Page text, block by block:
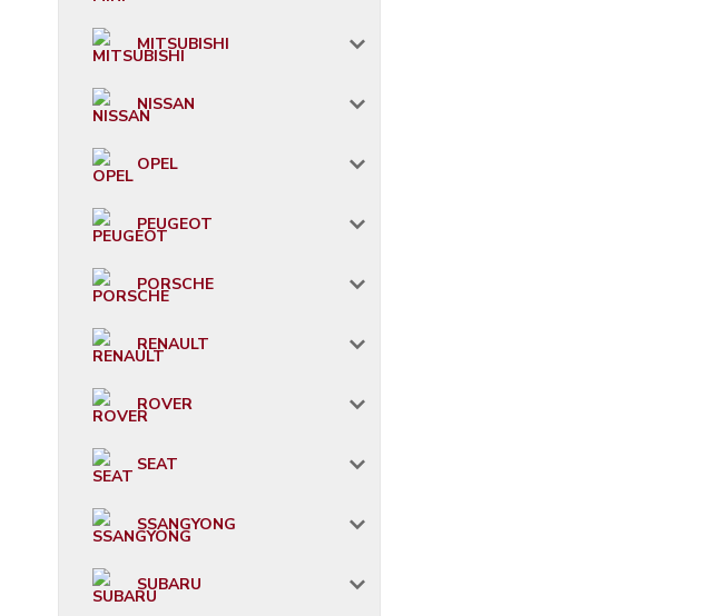
MITSUBISHI
NISSAN
OPEL
PEUGEOT
PORSCHE
RENAULT
ROVER
SEAT
SSANGYONG
SUBARU